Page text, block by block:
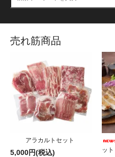
売れ筋商品
アラカルトセット
5,000円(税込)
ット